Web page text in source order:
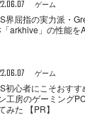
ゲーム
界屈指の実力派・
arkhive」の性能を
ゲーム
初心者にこそおす
工房のゲーミング
みた 【PR】